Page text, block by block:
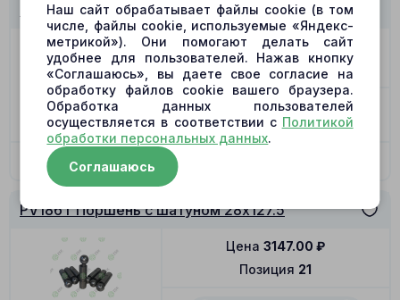
PV186T Распределитель L
В наличии
Позиция 12
Цена 16119.00 ₽
- +
В корзину
PV186T Поршень с шатуном 28x127.5
Позиция 21
Цена 3147.00 ₽
Наш сайт обрабатывает файлы cookie (в том
числе, файлы cookie, используемые «Яндекс-
метрикой»). Они помогают делать сайт
удобнее для пользователей. Нажав кнопку
«Соглашаюсь», вы даете свое согласие на
обработку файлов cookie вашего браузера.
Обработка данных пользователей
осуществляется в соответствии с Политикой
обработки персональных данных.
Соглашаюсь